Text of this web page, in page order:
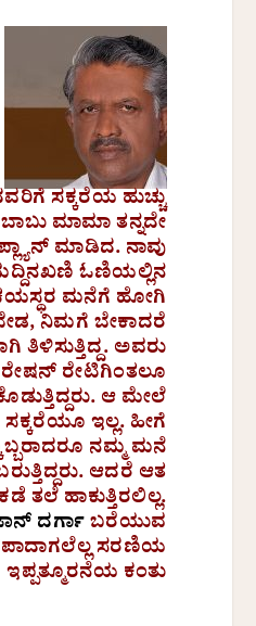
ಸಕ್ಕರೆಯ ಹುಚ್ಚು
ಮಾಮಾ ತನ್ನದೇ
ಮಾಡಿದ. ನಾವು
ಓಣಿಯಲ್ಲಿನ
ಮನೆಗೆ ಹೋಗಿ
ನಿಮಗೆ ಬೇಕಾದರೆ
ತಿಳಿಸುತ್ತಿದ್ದ. ಅವರು
ರೇಟಿಗಿಂತಲೂ
ಆ ಮೇಲೆ
ಸಕ್ಕರೆಯೂ ಇಲ್ಲ. ಹೀಗೆ
ನಮ್ಮ ಮನೆ
ಆದರೆ ಆತ
ತಲೆ ಹಾಕುತ್ತಿರಲಿಲ್ಲ.
ದರ್ಗಾಬರೆಯುವ
ಸರಣಿಯ
ಇಪ್ಪತ್ಮೂರನೆಯ ಕಂತು